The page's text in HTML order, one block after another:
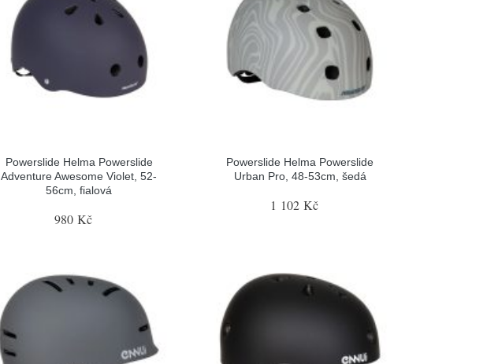
Powerslide Helma Powerslide
Adventure Awesome Violet, 52-
56cm, fialová
980 Kč
Powerslide Helma Powerslide
Urban Pro, 48-53cm, šedá
1 102 Kč